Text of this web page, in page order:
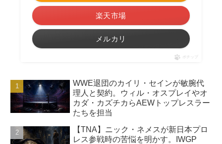
楽天市場
メルカリ
ポチップ
WWE退団のカイリ・セインが敏腕代
理人と契約。ウィル・オスプレイやオ
カダ・カズチカらAEWトップレスラー
たちを担当
【TNA】ニック・ネメスが新日本プロ
レス参戦時の苦悩を明かす。IWGP